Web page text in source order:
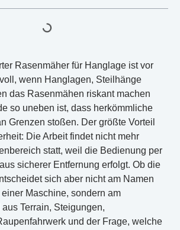
Rasenmäher für Hanglage ist vor
wenn Hanglagen, Steilhänge
das Rasenmähen riskant machen
so uneben ist, dass herkömmliche
Grenzen stoßen. Der größte Vorteil
Die Arbeit findet nicht mehr
statt, weil die Bedienung per
sicherer Entfernung erfolgt. Ob die
sich aber nicht am Namen
Maschine, sondern am
Terrain, Steigungen,
und der Frage, welche